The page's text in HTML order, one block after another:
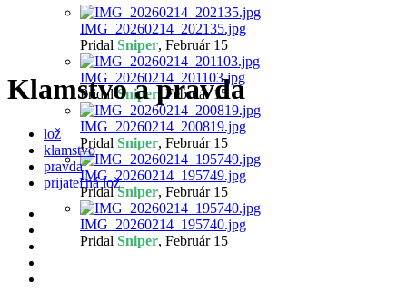
IMG_20260214_202135.jpg
Pridal Sniper, Február 15
IMG_20260214_201103.jpg
PridalSniper ,Február 15
IMG_20260214_200819.jpg
Pridal Sniper, Február 15
IMG_20260214_195749.jpg
PridalSniper, Február 15
IMG_20260214_195740.jpg
Pridal Sniper, Február 15
Klamstvo a pravda
lož
klamstvo
pravda
prijateľná lož